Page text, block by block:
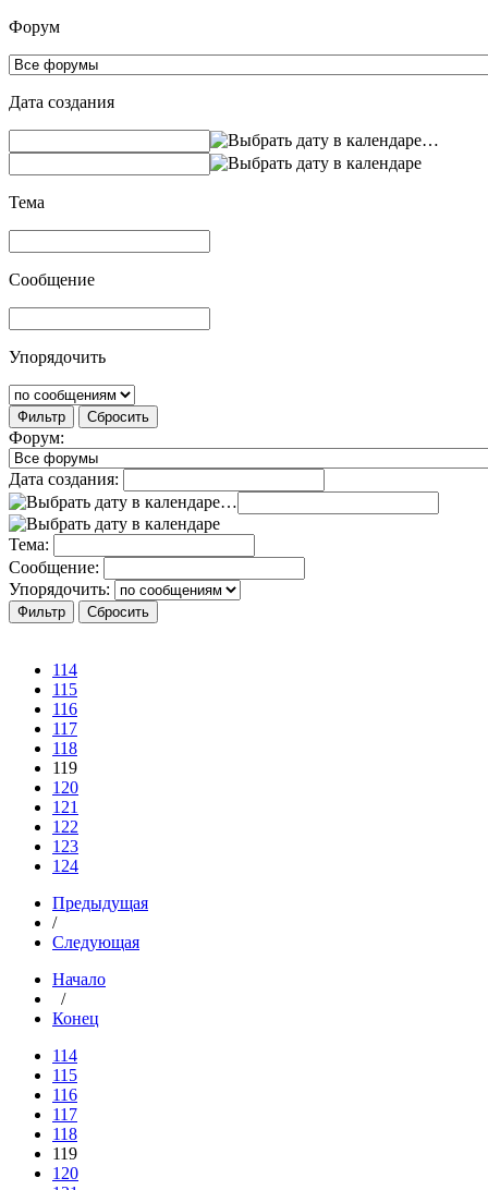
Форум
Дата создания
…
Тема
Сообщение
Упорядочить
Фильтр Сбросить
Форум:
Дата создания:
…
Тема:
Сообщение:
Упорядочить:
114
115
116
117
118
119
120
121
122
123
124
Предыдущая
/
Следующая
Начало
/
Конец
114
115
116
117
118
119
120